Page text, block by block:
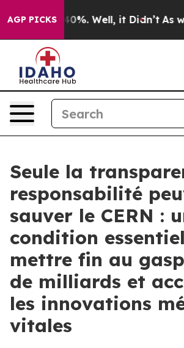
AGP PICKS40%. Well, it Didn’t As war
Seule la
responsabilité
sauver le CERN :
condition
mettre fin au
de milliards et
les innovations
vitales